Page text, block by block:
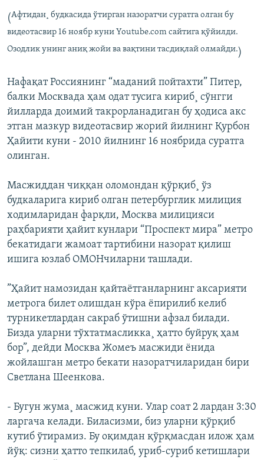
(Афтидан¸ будкасида ўтирган назоратчи суратга олган бу
видеотасвир 16 ноябр куни Youtube.com сайтига қўйилди.
Озодлик унинг аниқ жойи ва вақтини тасдиқлай олмайди. )
Нафақат Россиянинг “маданий пойтахти” Питер,
балки Москвада ҳам одат тусига кириб¸ сўнгги
йилларда доимий такрорланадиган бу ҳодиса акс
этган мазкур видеотасвир жорий йилнинг Қурбон
Ҳайити куни - 2010 йилнинг 16 ноябрида суратга
олинган.
Масжиддан чиққан оломондан қўрқиб¸ ўз
будкаларига кириб олган петербурглик милиция
ходимларидан фарқли, Москва милицияси
раҳбарияти ҳайит кунлари “Проспект мира” метро
бекатидаги жамоат тартибини назорат қилиш
ишига юзлаб ОМОНчиларни ташлади.
”Ҳайит намозидан қайтаётганларнинг аксарияти
метрога билет олишдан кўра ёпирилиб келиб
турникетлардан сакраб ўтишни афзал билади.
Бизда уларни тўхтатмасликка¸ ҳатто буйруқ ҳам
бор”, дейди Москва Жомеъ масжиди ёнида
жойлашган метро бекати назоратчиларидан бири
Светлана Шеенкова.
- Бугун жума¸ масжид куни. Улар соат 2 лардан 3:30
ларгача келaди. Биласизми, биз уларни қўрқиб
кутиб ўтирамиз. Бу оқимдан қўрқмасдан илож ҳам
йўқ: сизни ҳатто тепкилаб, уриб-суриб кетишлари